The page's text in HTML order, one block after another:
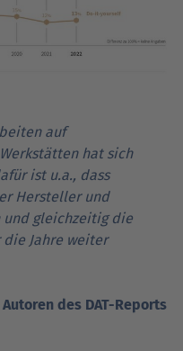
auf
hat sich
ist u.a., dass
Hersteller und
und gleichzeitig die
Jahre weiter
des DAT-Reports